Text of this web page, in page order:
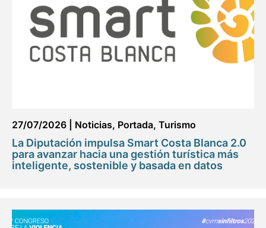
27/07/2026 Noticias, Portada, Turismo
La Diputación impulsa Smart Costa Blanca 2.0
para avanzar hacia una gestión turística más
inteligente, sostenible y basada en datos